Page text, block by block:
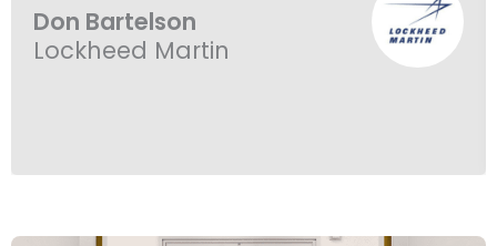
Don Bartelson
Lockheed Martin